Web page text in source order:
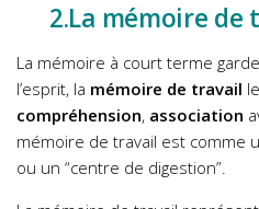
2.La mémoire de
La mémoire à court terme
l’esprit, la mémoire de travail
compréhension, association
mémoire de travail est comme
ou un “centre de digestion”.